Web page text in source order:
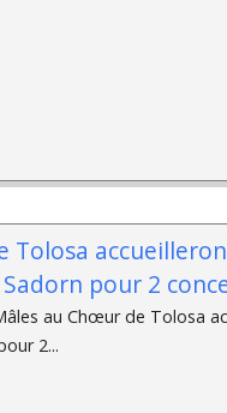
Tolosa
pour 2
au Chœur de Tolosa
2...